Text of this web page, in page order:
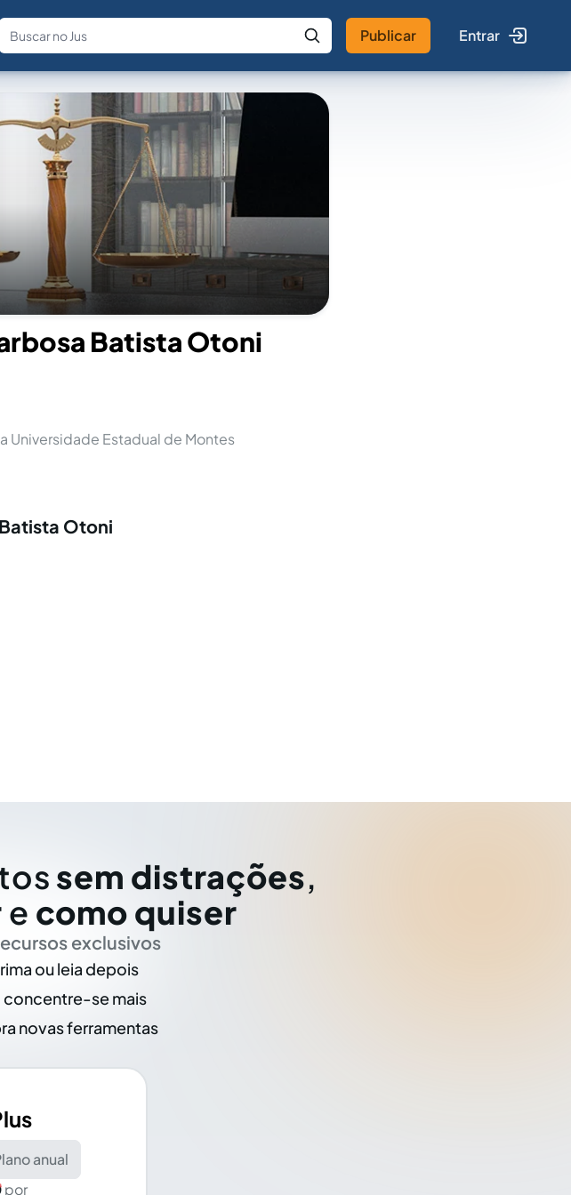
Fale com a IA Buscar no Jus
Publicar Entrar
Batista Otoni
Universidade Estadual de Montes
Otoni
sem distrações,
e como quiser
exclusivos
ou leia depois
concentre-se mais
novas ferramentas
anual
por